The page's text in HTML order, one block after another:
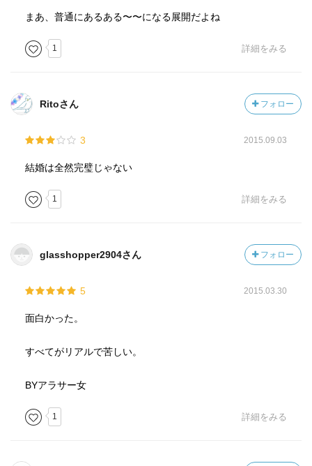
まあ、普通にあるある〜〜になる展開だよね
1 詳細をみる
Ritoさん フォロー
3 2015.09.03
結婚は全然完璧じゃない
1 詳細をみる
glasshopper2904さん フォロー
5 2015.03.30
面白かった。
すべてがリアルで苦しい。
BYアラサー女
1 詳細をみる